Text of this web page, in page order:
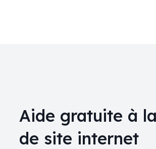
Aide gratuite à
de site internet